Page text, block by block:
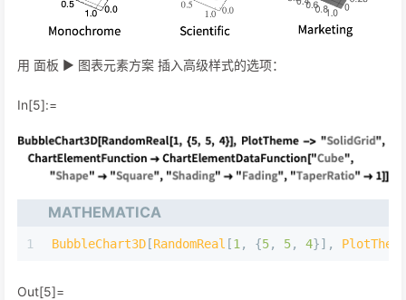
用 面板 ▶ 图表元素方案 插入高级样式的选项：
In[5]:=
MATHEMATICA
1 BubbleChart3D [RandomReal [1 , {5, 5, 4}] , PlotTheme
Out[5]=